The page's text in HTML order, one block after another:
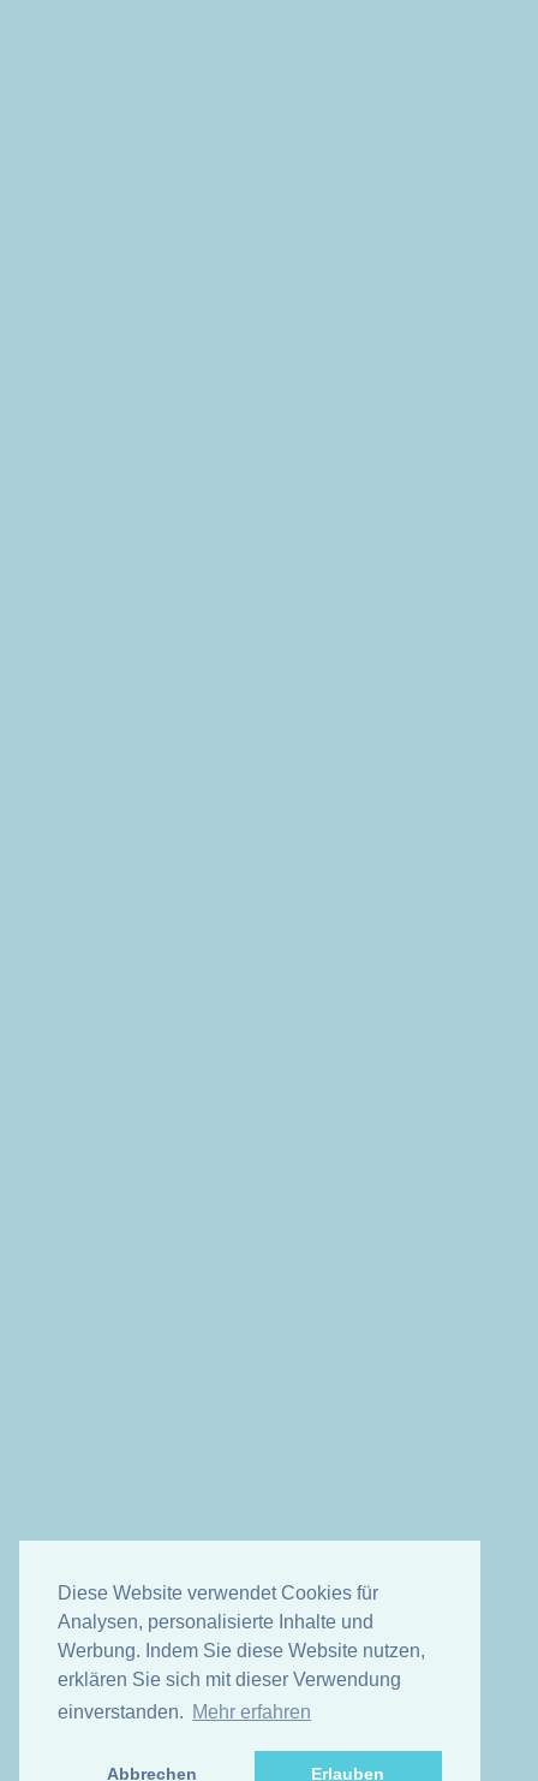
Diese Website verwendet Cookies für
Analysen, personalisierte Inhalte und
Werbung. Indem Sie diese Website nutzen,
erklären Sie sich mit dieser Verwendung
einverstanden. Mehr erfahren
Abbrechen Erlauben